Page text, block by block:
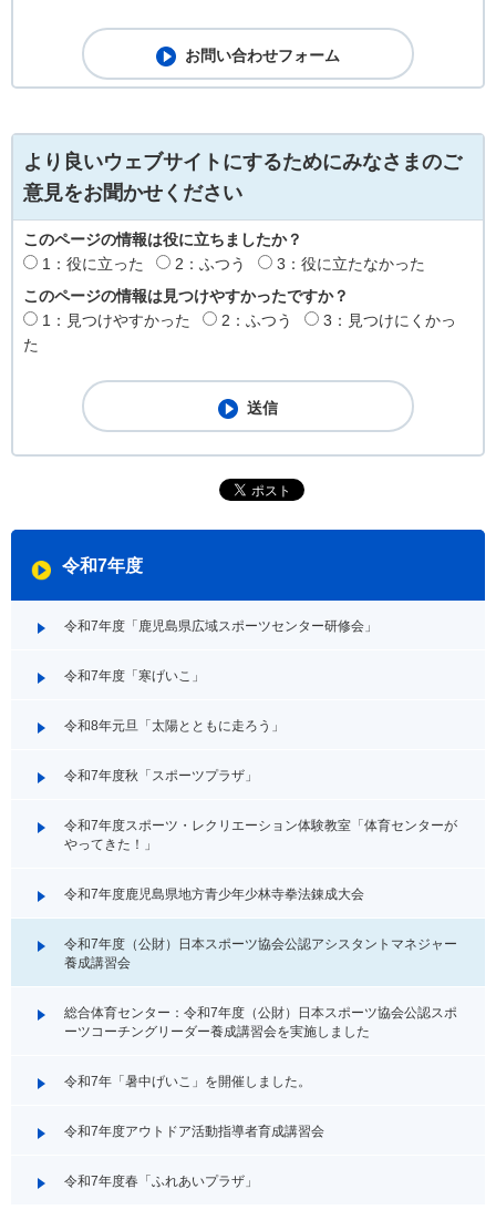
より良いウェブサイトにするためにみなさまのご
意見をお聞かせください
このページの情報は役に立ちましたか？
1：役に立った
2：ふつう
3：役に立たなかった
このページの情報は見つけやすかったですか？
1：見つけやすかった
2：ふつう
3：見つけにくかっ
た
令和7年度
令和7年度「鹿児島県広域スポーツセンター研修会」
令和7年度「寒げいこ」
令和8年元旦「太陽とともに走ろう」
令和7年度秋「スポーツプラザ」
令和7年度スポーツ・レクリエーション体験教室「体育センターが
やってきた！」
令和7年度鹿児島県地方青少年少林寺拳法錬成大会
令和7年度（公財）日本スポーツ協会公認アシスタントマネジャー
養成講習会
総合体育センター：令和7年度（公財）日本スポーツ協会公認スポ
ーツコーチングリーダー養成講習会を実施しました
令和7年「暑中げいこ」を開催しました。
令和7年度アウトドア活動指導者育成講習会
令和7年度春「ふれあいプラザ」